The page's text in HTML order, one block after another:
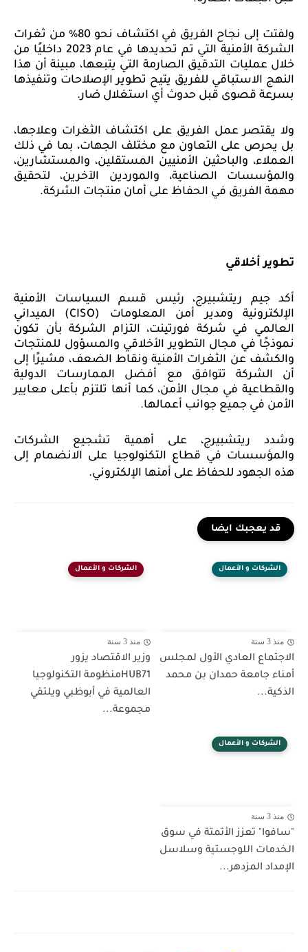
ولفتت إلى نجاح
الفريق في اكتشاف نحو 80% من ثغرات
الشركة الأمنية التي تم تحديدها في عام 2023 داخليًا من
خلال عمليات التدقيق الصارمة التي يتبعها، مبينة أن هذا
النهج الاستباقي للفريق يتيح تطوير الإصلاحات وتنفيذها
بسرعة قصوى قبل حدوث أي استغلال ضار.
ولا يقتصر عمل الفريق على اكتشاف الثغرات وعلاجها،
بل يحرص على التعاون مع مختلف الجهات، بما في ذلك
العملاء، والباحثين الأمنيين المستقلين، والمستشارين،
والمؤسسات الصناعية، والموردين الآخرين، لتحقيق
مهمة الفريق في الحفاظ على أمان منتجات الشركة.
تطوير أخلاقي
أكد جيم ريتشبيرج، رئيس قسم السياسات الأمنية
الإلكترونية ومدير أمن المعلومات (CISO) الميداني
العالمي في شركة فورتينت، التزام الشركة بأن تكون
نموذجًا في مجال التطوير الأخلاقي والمسؤول للمنتجات
والكشف عن الثغرات الأمنية ونقاط الضعف، مشيرًا إلى
أن الشركة تتوافق مع أفضل الممارسات الدولية
والقطاعية في مجال الأمن، كما أنها تلتزم بأعلى معايير
الأمن في جميع جوانب أعمالها.
وشدد ريتشبيرج، على أهمية تشجيع الشركات
والمؤسسات في قطاع التكنولوجيا على الانضمام إلى
هذه الجهود للحفاظ على أمنها الإلكتروني.
قد يعجبك ايضا
الشركات و الأعمال
منذ 3 سنة
الاجتماع العادي الأول لمجلس
أمناء جامعة حمدان بن محمد
الذكية...
الشركات و الأعمال
منذ 3 سنة
وزير الاقتصاد يزور
HUB71منظومة التكنولوجيا
العالمية في أبوظبي ويلتقي
مجموعة...
الشركات و الأعمال
منذ 3 سنة
"سافوا" تعزز الأتمتة في سوق
الخدمات اللوجستية وسلاسل
الإمداد المزدهر...